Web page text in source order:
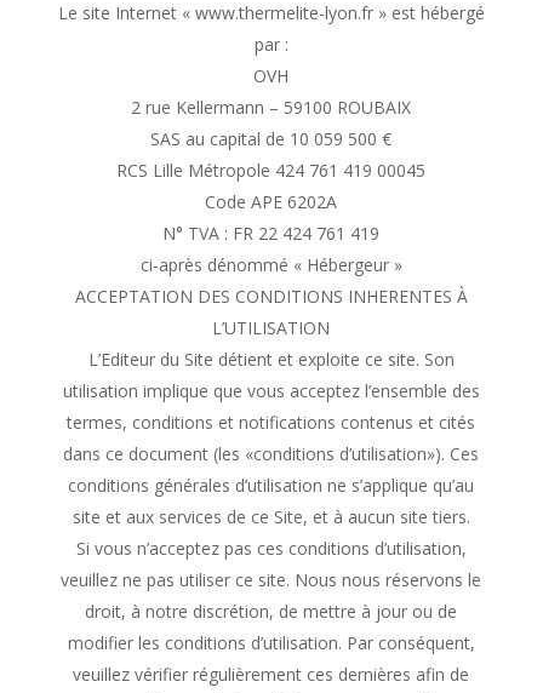
Le site Internet « www.thermelite-lyon.fr » est hébergé
par :
OVH
2 rue Kellermann – 59100 ROUBAIX
SAS au capital de 10 059 500 €
RCS Lille Métropole 424 761 419 00045
Code APE 6202A
N° TVA : FR 22 424 761 419
ci-après dénommé « Hébergeur »
ACCEPTATION DES CONDITIONS INHERENTES À
L’UTILISATION
L’Editeur du Site détient et exploite ce site. Son
utilisation implique que vous acceptez l’ensemble des
termes, conditions et notifications contenus et cités
dans ce document (les «conditions d’utilisation»). Ces
conditions générales d’utilisation ne s’applique qu’au
site et aux services de ce Site, et à aucun site tiers.
Si vous n’acceptez pas ces conditions d’utilisation,
veuillez ne pas utiliser ce site. Nous nous réservons le
droit, à notre discrétion, de mettre à jour ou de
modifier les conditions d’utilisation. Par conséquent,
veuillez vérifier régulièrement ces dernières afin de